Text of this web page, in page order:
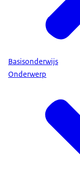
Basisonderwijs
Onderwerp